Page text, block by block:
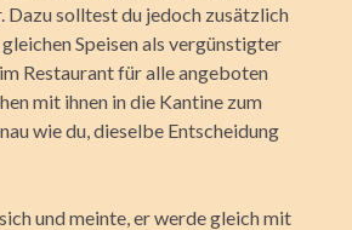
solltest du jedoch zusätzlich
Speisen als vergünstigter
Restaurant für alle angeboten
mit ihnen in die Kantine zum
wie du, dieselbe Entscheidung
und meinte, er werde gleich mit